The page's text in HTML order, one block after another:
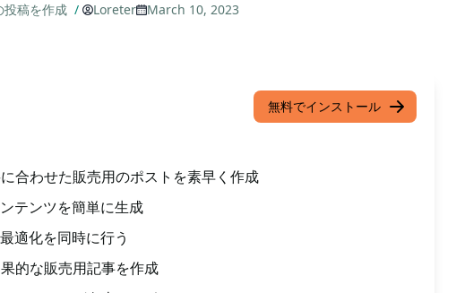
投稿を作成 / Loreter
March 10, 2023
無料でインストール
合わせた販売用のポストを素早く作成
テンツを簡単に生成
適化を同時に行う
的な販売用記事を作成